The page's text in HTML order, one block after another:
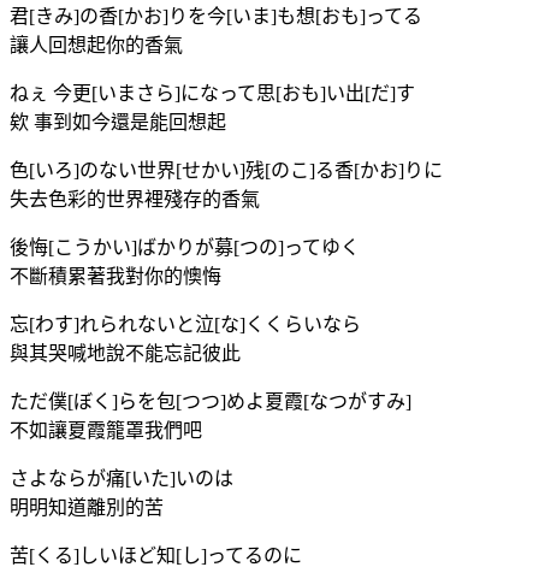
君[きみ]の香[かお]りを今[いま]も想[おも]ってる
讓人回想起你的香氣
ねぇ 今更[いまさら]になって思[おも]い出[だ]す
欸 事到如今還是能回想起
色[いろ]のない世界[せかい]残[のこ]る香[かお]りに
失去色彩的世界裡殘存的香氣
後悔[こうかい]ばかりが募[つの]ってゆく
不斷積累著我對你的懊悔
忘[わす]れられないと泣[な]くくらいなら
與其哭喊地說不能忘記彼此
ただ僕[ぼく]らを包[つつ]めよ夏霞[なつがすみ]
不如讓夏霞籠罩我們吧
さよならが痛[いた]いのは
明明知道離別的苦
苦[くる]しいほど知[し]ってるのに